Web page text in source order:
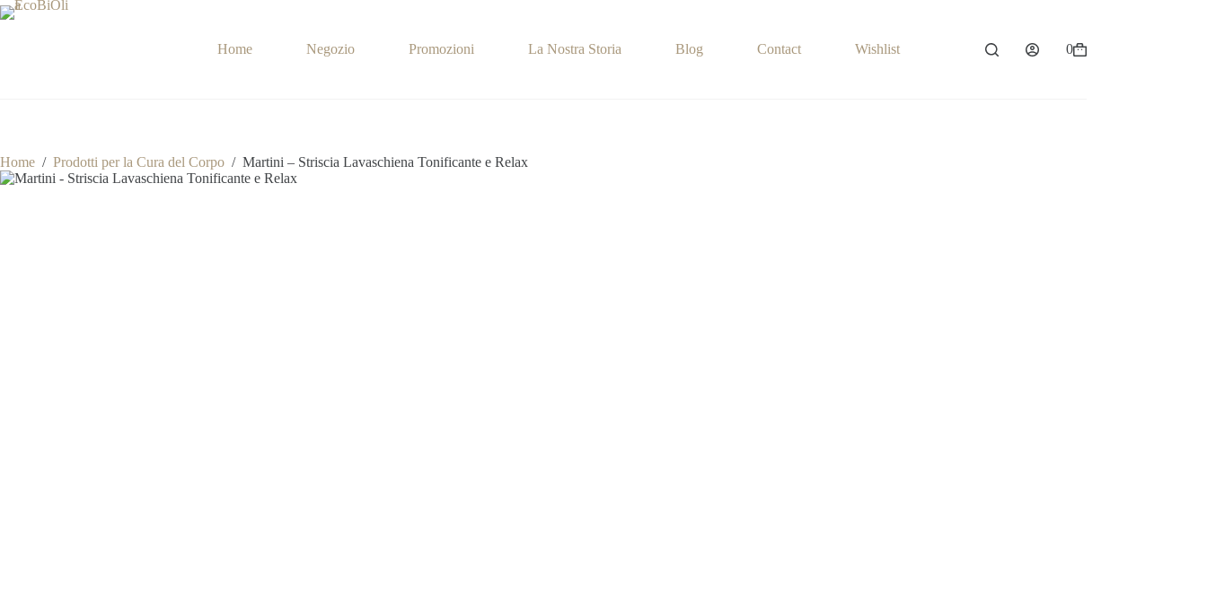
Salta
al
Home Negozio Promozioni La Nostra Storia Blog Contact Wishlist Carrello
0
Home / Prodotti per la Cura del Corpo / Martini – Striscia Lavaschiena Tonificante e Relax